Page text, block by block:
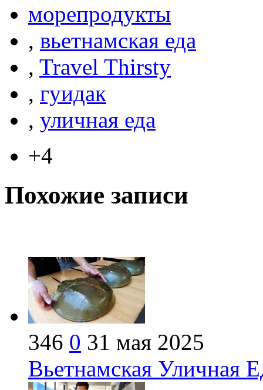
морепродукты
, вьетнамская еда
, Travel Thirsty
, гуидак
, уличная еда
+4
Похожие записи
346 0 31 мая 2025
Вьетнамская Уличная